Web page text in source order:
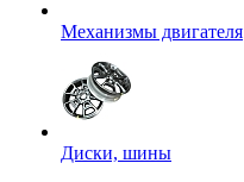
Механизмы двигателя
Диски, шины